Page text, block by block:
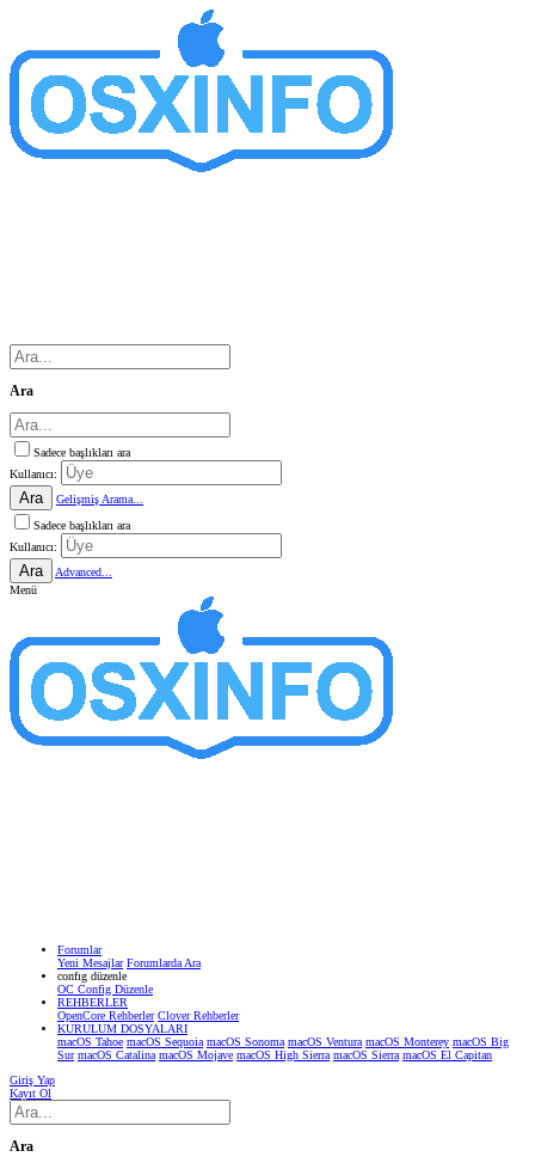
Ara
Sadece başlıkları ara
Kullanıcı:
Ara
Gelişmiş Arama...
Sadece başlıkları ara
Kullanıcı:
Ara
Advanced...
Menü
Forumlar
Yeni Mesajlar Forumlarda Ara
confıg düzenle
OC Config Düzenle
REHBERLER
OpenCore Rehberler Clover Rehberler
KURULUM DOSYALARI
macOS Tahoe macOS Sequoia macOS Sonoma macOS Ventura macOS Monterey macOS Big
Sur macOS Catalina macOS Mojave macOS High Sierra macOS Sierra macOS El Capitan
Giriş Yap
Kayıt Ol
Ara